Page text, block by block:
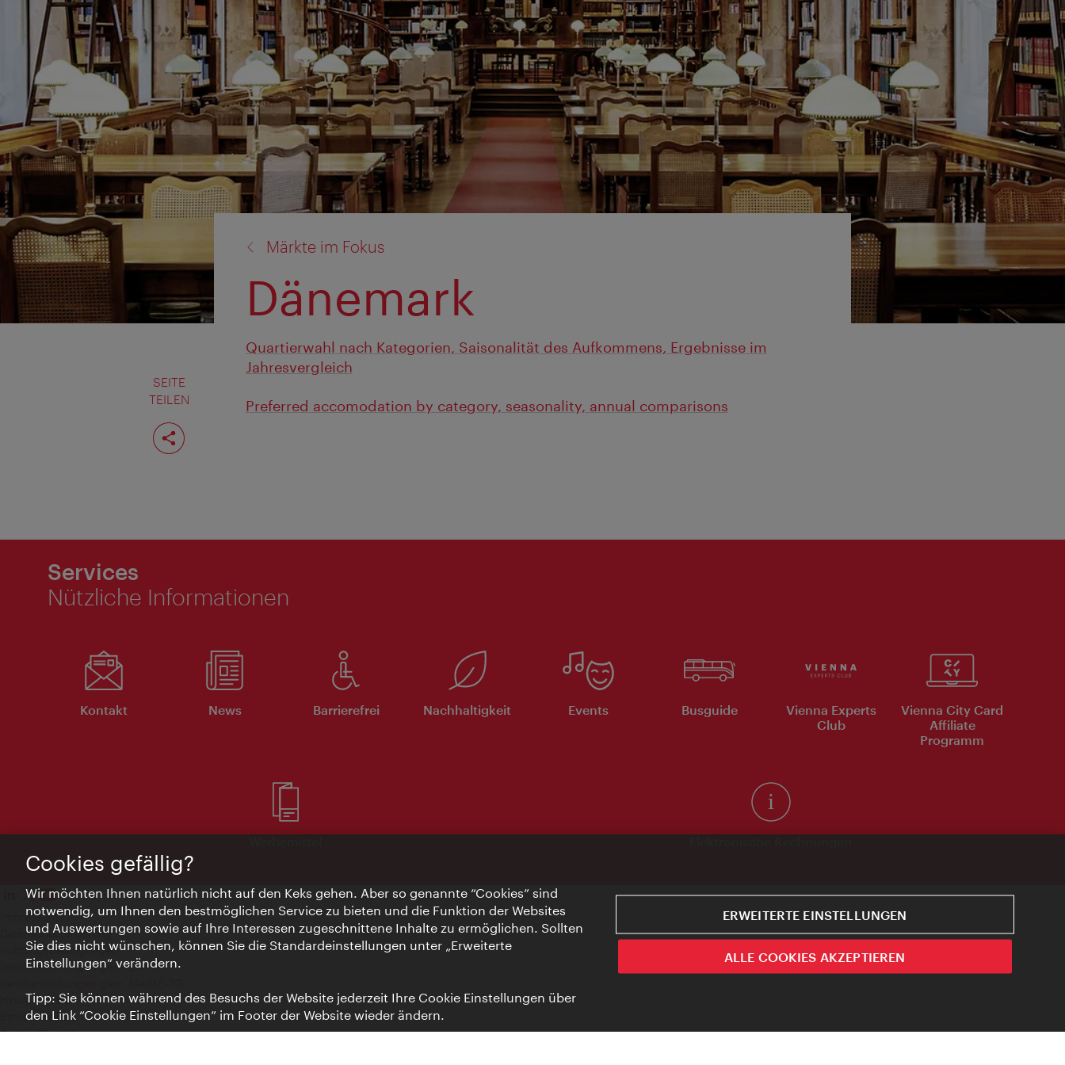
SEITE
TEILEN
Seite
teilen
Märkte im Fokus
Dänemark
Quartierwahl nach Kategorien, Saisonalität des Aufkommens, Ergebnisse im
Jahresvergleich
Preferred accomodation by category, seasonality, annual comparisons
Services
Nützliche Informationen
Kontakt News Barrierefrei Nachhaltigkeit Events Busguide
Vienna Experts
Club
Vienna City Card
Affiliate
Programm
Impressum
Datenschutzerklärung
Nutzungsbedingungen
Veröffentlichungen gem. EMFG
Hinweis geben
Barrierefreiheit
Cookie Einstellungen
Cookies gefällig?
Wir möchten Ihnen natürlich nicht auf den Keks gehen. Aber so genannte “Cookies” sind
notwendig, um Ihnen den bestmöglichen Service zu bieten und die Funktion der Websites
und Auswertungen sowie auf Ihre Interessen zugeschnittene Inhalte zu ermöglichen. Sollten
Sie dies nicht wünschen, können Sie die Standardeinstellungen unter „Erweiterte
Einstellungen“ verändern.
Tipp: Sie können während des Besuchs der Website jederzeit Ihre Cookie Einstellungen über
den Link “Cookie Einstellungen” im Footer der Website wieder ändern.
ERWEITERTE EINSTELLUNGEN
ALLE COOKIES AKZEPTIEREN